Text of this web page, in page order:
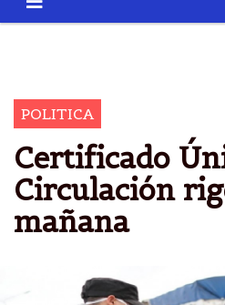
POLITICA
Certificado
Circulación
mañana